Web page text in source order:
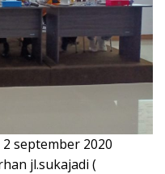
september 2020
jl.sukajadi (